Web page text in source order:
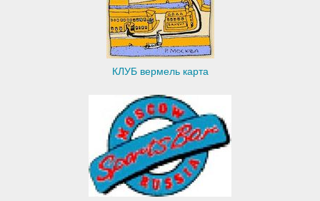
КЛУБ вермель карта